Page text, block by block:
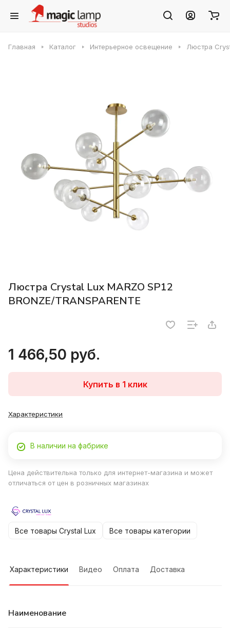
Главная Каталог Интерьерное освещение Люстра
Люстра Crystal Lux MARZO SP12
BRONZE/TRANSPARENTE
1 466,50 руб.
Купить в 1 клик
Характеристики
В наличии на фабрике
Цена действительна только для интернет-магазина и может
отличаться от цен в розничных магазинах
Все товары Crystal Lux Все товары категории
Характеристики Видео Оплата Доставка
Наименование